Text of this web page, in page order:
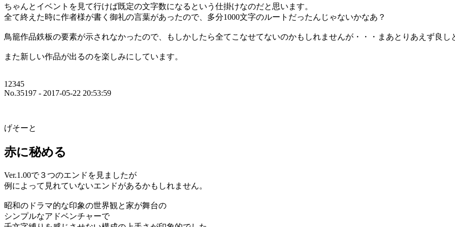
ちゃんとイベントを見て行けば既定の文字数になるという仕掛けなのだと思います。
全て終えた時に作者様が書く御礼の言葉があったので、多分1000文字のルートだったんじゃないかなあ？
鳥籠作品鉄板の要素が示されなかったので、もしかしたら全てこなせてないのかもしれませんが・・・まあとりあえず良し
また新しい作品が出るのを楽しみにしています。
12345
No.35197 - 2017-05-22 20:53:59
げそーと
赤に秘める
Ver.1.00で３つのエンドを見ましたが
例によって見れていないエンドがあるかもしれません。
昭和のドラマ的な印象の世界観と家が舞台の
シンプルなアドベンチャーで